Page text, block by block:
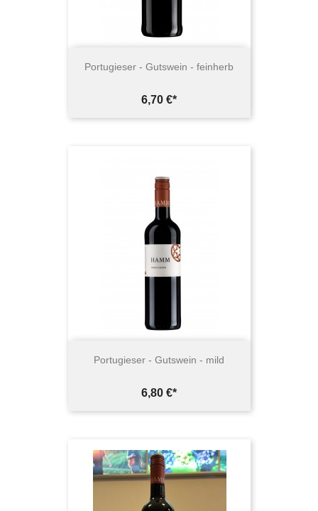
Portugieser - Gutswein - feinherb
Preis
6,70 €*
Portugieser - Gutswein - mild
Preis
6,80 €*